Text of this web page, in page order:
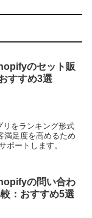
のセット販
すすめ3選
リをランキング形式
満足度を高めるため
ポートします。
の問い合わ
：おすすめ5選